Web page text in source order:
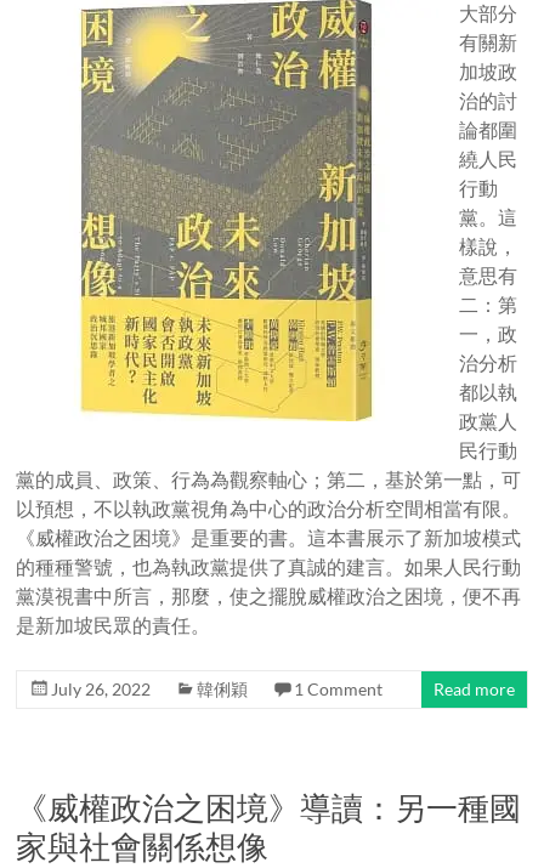
大部分
有關新
加坡政
治的討
論都圍
繞人民
行動
黨。這
樣說，
意思有
二：第
一，政
治分析
都以執
政黨人
民行動
黨的成員、政策、行為為觀察軸心；第二，基於第一點，可
以預想，不以執政黨視角為中心的政治分析空間相當有限。
《威權政治之困境》是重要的書。這本書展示了新加坡模式
的種種警號，也為執政黨提供了真誠的建言。如果人民行動
黨漠視書中所言，那麼，使之擺脫威權政治之困境，便不再
是新加坡民眾的責任。
July 26, 2022 韓俐穎 1 Comment Read more
《威權政治之困境》導讀：另一種國
家與社會關係想像